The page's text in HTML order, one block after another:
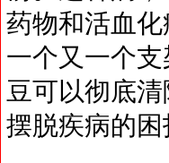
药物和活血
一个又一个
豆可以彻底
摆脱疾病的困